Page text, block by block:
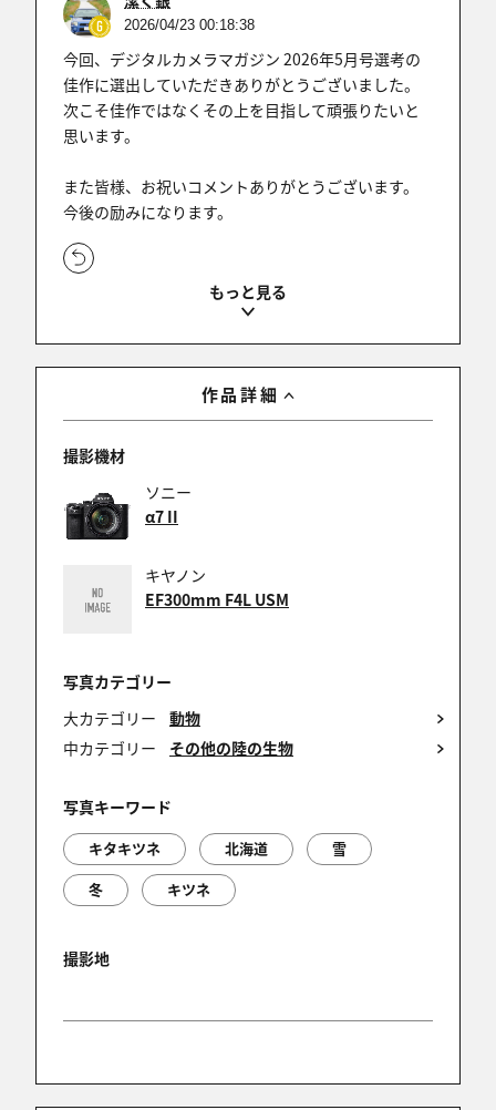
2026/04/23 00:18:38
今回、デジタルカメラマガジン 2026年5月号選考の
佳作に選出していただきありがとうございました。
次こそ佳作ではなくその上を目指して頑張りたいと
思います。
また皆様、お祝いコメントありがとうございます。
今後の励みになります。
✨いくせんのほし★播磨へ
2026/04/21 16:35:57
💖️ 👏✨👏✨👏💟｡(｡˃ ᵕ ˂ ﾉﾉ"☆彡💟👏✨👏✨👏💖️
亀GGY
受賞おめでとうございます！^ᴥ^=
2026/04/21 11:41:28
受賞おめでとうございます
蔵出しのオールドルーキー
2026/04/21 07:15:25
受賞おめでとうございます
作品詳細
撮影機材
ソニー
α7 II
キヤノン
EF300mm F4L USM
写真カテゴリー
大カテゴリー
動物
中カテゴリー
その他の陸の生物
写真キーワード
キタキツネ 北海道
雪
冬
キツネ
撮影地